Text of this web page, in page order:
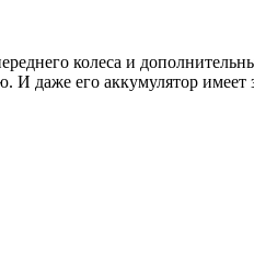
колеса и
даже его аккумулятор имеет